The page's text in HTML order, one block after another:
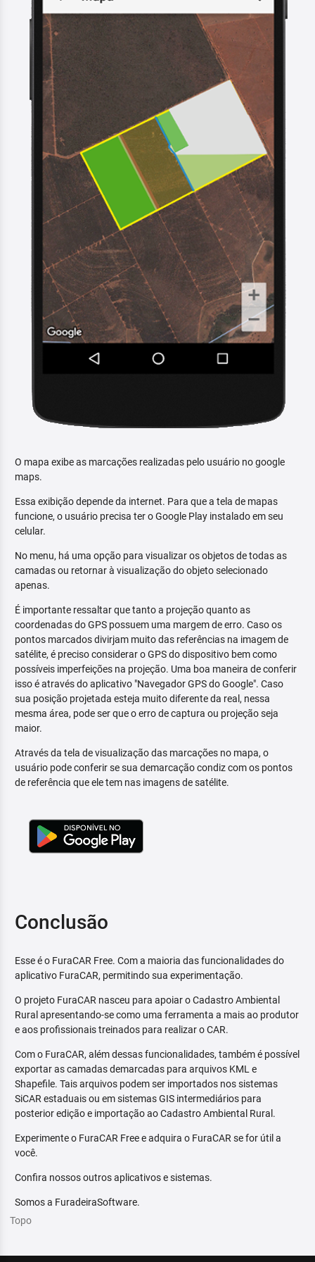
O mapa exibe as marcações realizadas pelo usuário no google
maps.
Essa exibição depende da internet. Para que a tela de mapas
funcione, o usuário precisa ter o Google Play instalado em seu
celular.
No menu, há uma opção para visualizar os objetos de todas as
camadas ou retornar à visualização do objeto selecionado
apenas.
É importante ressaltar que tanto a projeção quanto as
coordenadas do GPS possuem uma margem de erro. Caso os
pontos marcados divirjam muito das referências na imagem de
satélite, é preciso considerar o GPS do dispositivo bem como
possíveis imperfeições na projeção. Uma boa maneira de conferir
isso é através do aplicativo "Navegador GPS do Google". Caso
sua posição projetada esteja muito diferente da real, nessa
mesma área, pode ser que o erro de captura ou projeção seja
maior.
Através da tela de visualização das marcações no mapa, o
usuário pode conferir se sua demarcação condiz com os pontos
de referência que ele tem nas imagens de satélite.
Conclusão
Esse é o FuraCAR Free. Com a maioria das funcionalidades do
aplicativo FuraCAR, permitindo sua experimentação.
O projeto FuraCAR nasceu para apoiar o Cadastro Ambiental
Rural apresentando-se como uma ferramenta a mais ao produtor
e aos profissionais treinados para realizar o CAR.
Com o FuraCAR, além dessas funcionalidades, também é possível
exportar as camadas demarcadas para arquivos KML e
Shapefile. Tais arquivos podem ser importados nos sistemas
SiCAR estaduais ou em sistemas GIS intermediários para
posterior edição e importação ao Cadastro Ambiental Rural.
Experimente o FuraCAR Free e adquira o FuraCAR se for útil a
você.
Confira nossos outros aplicativos e sistemas.
Somos a FuradeiraSoftware.
Topo